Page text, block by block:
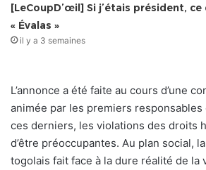
[LeCoupD’œil] Si j’étais président,
« Évalas »
il y a 3 semaines
L’annonce a été faite au cours d’une
animée par les premiers responsables
ces derniers, les violations des droits
d’être préoccupantes. Au plan social,
togolais fait face à la dure réalité de la